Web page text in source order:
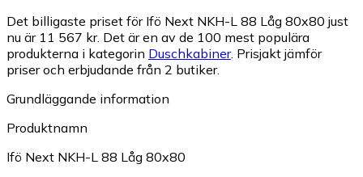
Det billigaste priset för Ifö Next NKH-L 88 Låg 80x80 just
nu är 11 567 kr. Det är en av de 100 mest populära
produkterna i kategorin Duschkabiner. Prisjakt jämför
priser och erbjudande från 2 butiker.
Grundläggande information
Produktnamn
Ifö Next NKH-L 88 Låg 80x80